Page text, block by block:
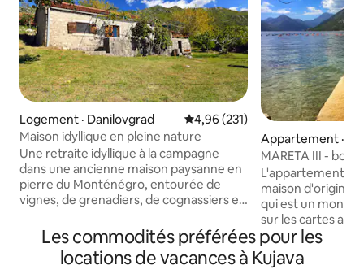
Logement · Danilovgrad Note moyenne de 4,96 sur 5,
4,96 (231)
Maison idyllique en pleine nature
Une retraite idyllique à la campagne
dans une ancienne maison paysanne en
pierre du Monténégro, entourée de
vignes, de grenadiers, de cognassiers et
magnifique sur les montagnes. C'est un
refuge idéal pour échapper à l'agitation
de la ville et au bruit de la circulation. En
Appartement ·
MARETA III - bord
L'appartement
maison d'origine
qui est un
sur les cartes
siècle. La maison
style
L'appartement
Les commodités préférées pour les
locations de vacances à Kujava